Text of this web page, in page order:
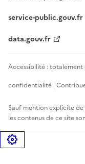
service-public.gouv.fr
data.gouv.fr
Accessibilité :
confidentialité
Sauf mention explicite
les contenus de ce site
Gérer les cookies